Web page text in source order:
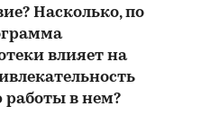
Насколько, по
влияет на
работы в нем?